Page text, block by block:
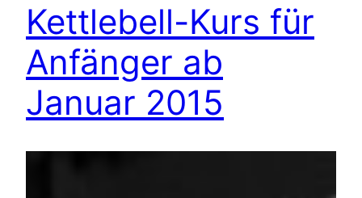
Kettlebell-Kurs für
Anfänger ab
Januar 2015